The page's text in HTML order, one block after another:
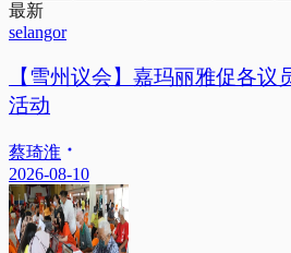
最新
selangor
【雪州议会】嘉玛丽雅促各议
活动
蔡琦淮
2026-08-10